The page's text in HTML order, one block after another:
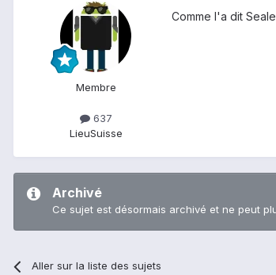
Membre
637
LieuSuisse
Comme l'a dit
Archivé
Ce sujet est désormais archivé et ne peut
Aller sur la liste des sujets